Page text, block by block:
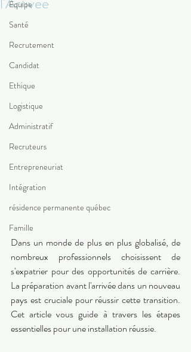
Equipe
Santé
Recrutement
Candidat
Ethique
Logistique
Administratif
Recruteurs
Entrepreneuriat
Intégration
résidence permanente québec
Famille
Dans un monde de plus en plus globalisé, de
nombreux professionnels choisissent de
s'expatrier pour des opportunités de carrière.
La préparation avant l'arrivée dans un nouveau
pays est cruciale pour réussir cette transition.
Cet article vous guide à travers les étapes
essentielles pour une installation réussie.